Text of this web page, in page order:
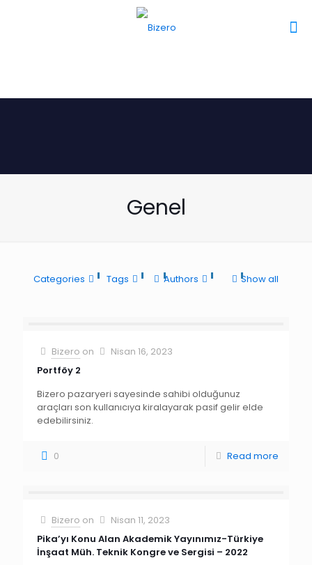
Genel
Categories Tags Authors Show all
Bizero on
Nisan 16, 2023
Portföy 2
Bizero pazaryeri sayesinde sahibi olduğunuz
araçları son kullanıcıya kiralayarak pasif gelir elde
edebilirsiniz.
0 Read more
Bizero on
Nisan 11, 2023
Pika’yı Konu Alan Akademik Yayınımız-Türkiye
İnşaat Müh. Teknik Kongre ve Sergisi – 2022